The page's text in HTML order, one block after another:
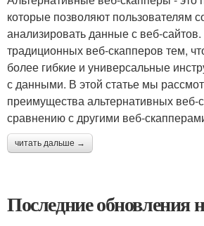
которые позволяют пользователям
анализировать данные с веб-
традиционных веб-скапперов тем,
более гибкие и универсальные
с данными. В этой статье мы
преимущества альтернативных веб-
сравнению с другими веб-
читать дальше →
Последние обновления